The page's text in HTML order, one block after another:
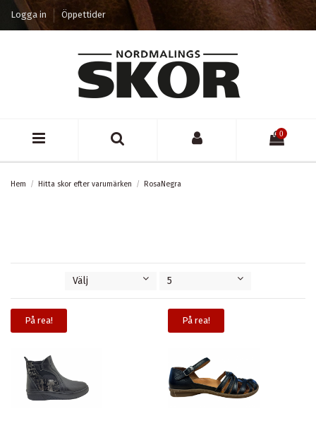
Logga in Öppettider
0
Hem Hitta skor efter varumärken RosaNegra
Välj 5
På rea!
På rea!